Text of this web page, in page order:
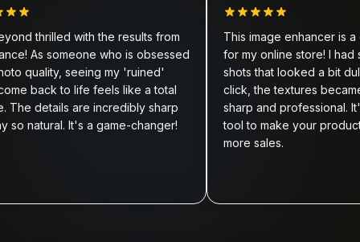
thrilled with the results from
As someone who is obsessed
quality, seeing my 'ruined'
back to life feels like a total
details are incredibly sharp
natural. It's a game-changer!
This image enhancer is a
for my online store! I had
shots that looked a bit dull,
click, the textures became
sharp and professional. It's
tool to make your products
more sales.